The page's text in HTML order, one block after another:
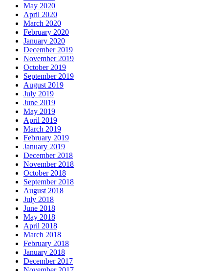
May 2020
April 2020
March 2020
February 2020
January 2020
December 2019
November 2019
October 2019
September 2019
August 2019
July 2019
June 2019
May 2019
April 2019
March 2019
February 2019
January 2019
December 2018
November 2018
October 2018
September 2018
August 2018
July 2018
June 2018
May 2018
April 2018
March 2018
February 2018
January 2018
December 2017